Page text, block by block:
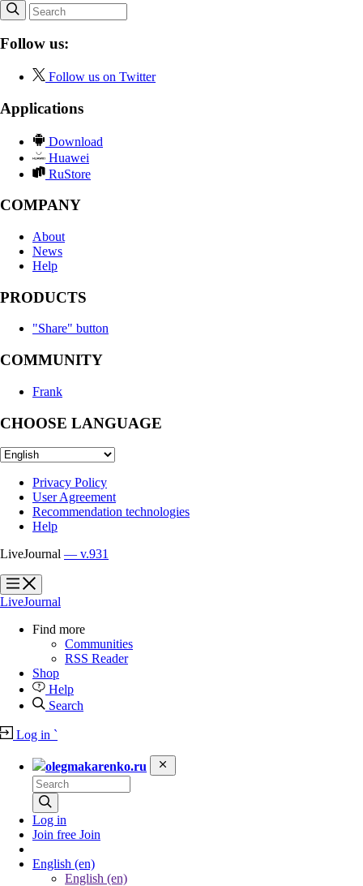
Follow us:
Follow us on Twitter
Applications
Download
Huawei
RuStore
COMPANY
About
News
Help
PRODUCTS
"Share" button
COMMUNITY
Frank
CHOOSE LANGUAGE
Privacy Policy
User Agreement
Recommendation technologies
Help
LiveJournal — v.931
?
?
LiveJournal
Find more
Communities
RSS Reader
Shop
Help
Search
Log in `
olegmakarenko.ru
Log in
Join free Join
English (en)
English (en)